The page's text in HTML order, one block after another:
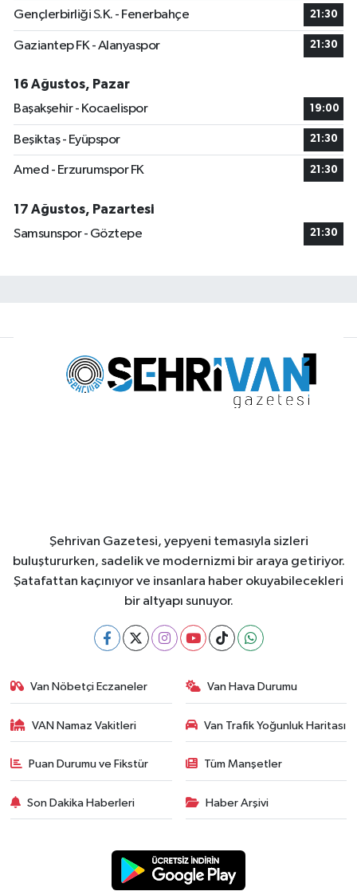
Gençlerbirliği S.K. - Fenerbahçe 21:30
Gaziantep FK - Alanyaspor 21:30
16 Ağustos, Pazar
Başakşehir - Kocaelispor
19:00
Beşiktaş - Eyüpspor 21:30
Amed - Erzurumspor FK 21:30
17 Ağustos, Pazartesi
Samsunspor - Göztepe
21:30
Şehrivan Gazetesi, yepyeni temasıyla sizleri
buluştururken, sadelik ve modernizmi bir araya getiriyor.
Şatafattan kaçınıyor ve insanlara haber okuyabilecekleri
bir altyapı sunuyor.
Van Nöbetçi Eczaneler Van Hava Durumu
VAN Namaz Vakitleri Van Trafik Yoğunluk Haritası
Puan Durumu ve Fikstür Tüm Manşetler
Son Dakika Haberleri Haber Arşivi